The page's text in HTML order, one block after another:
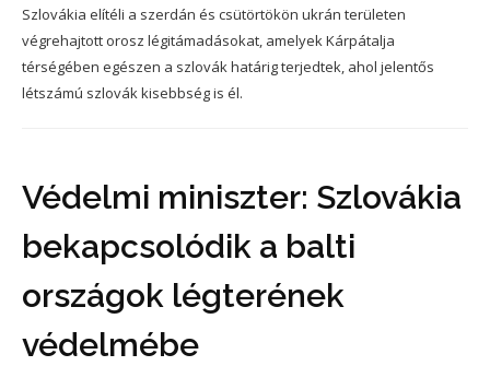
Szlovákia elítéli a szerdán és csütörtökön ukrán területen
végrehajtott orosz légitámadásokat, amelyek Kárpátalja
térségében egészen a szlovák határig terjedtek, ahol jelentős
létszámú szlovák kisebbség is él.
Védelmi miniszter: Szlovákia
bekapcsolódik a balti
országok légterének
védelmébe